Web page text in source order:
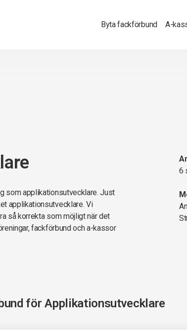
Byta fackförbund A-
som applikationsutvecklare. Just
applikationsutvecklare. Vi
så korrekta som möjligt när det
fackförbund och a-kassor
6
förApplikationsutvecklare